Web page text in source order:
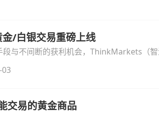
/白银交易重磅上线
段与不间断的获利机会，ThinkMarkets（
升级的核心交易品种、杠杆配置、支持软
交易的黄金商品